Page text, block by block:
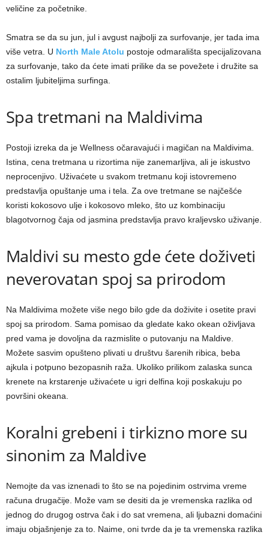
veličine za početnike.
Smatra se da su jun, jul i avgust najbolji za surfovanje, jer tada ima
više vetra. U North Male Atolu postoje odmarališta specijalizovana
za surfovanje, tako da ćete imati prilike da se povežete i družite sa
ostalim ljubiteljima surfinga.
Spa tretmani na Maldivima
Postoji izreka da je Wellness očaravajući i magičan na Maldivima.
Istina, cena tretmana u rizortima nije zanemarljiva, ali je iskustvo
neprocenjivo. Uživaćete u svakom tretmanu koji istovremeno
predstavlja opuštanje uma i tela. Za ove tretmane se najčešće
koristi kokosovo ulje i kokosovo mleko, što uz kombinaciju
blagotvornog čaja od jasmina predstavlja pravo kraljevsko uživanje.
Maldivi su mesto gde ćete doživeti
neverovatan spoj sa prirodom
Na Maldivima možete više nego bilo gde da doživite i osetite pravi
spoj sa prirodom. Sama pomisao da gledate kako okean oživljava
pred vama je dovoljna da razmislite o putovanju na Maldive.
Možete sasvim opušteno plivati u društvu šarenih ribica, beba
ajkula i potpuno bezopasnih raža. Ukoliko prilikom zalaska sunca
krenete na krstarenje uživaćete u igri delfina koji poskakuju po
površini okeana.
Koralni grebeni i tirkizno more su
sinonim za Maldive
Nemojte da vas iznenadi to što se na pojedinim ostrvima vreme
računa drugačije. Može vam se desiti da je vremenska razlika od
jednog do drugog ostrva čak i do sat vremena, ali ljubazni domaćini
imaju objašnjenje za to. Naime, oni tvrde da je ta vremenska razlika